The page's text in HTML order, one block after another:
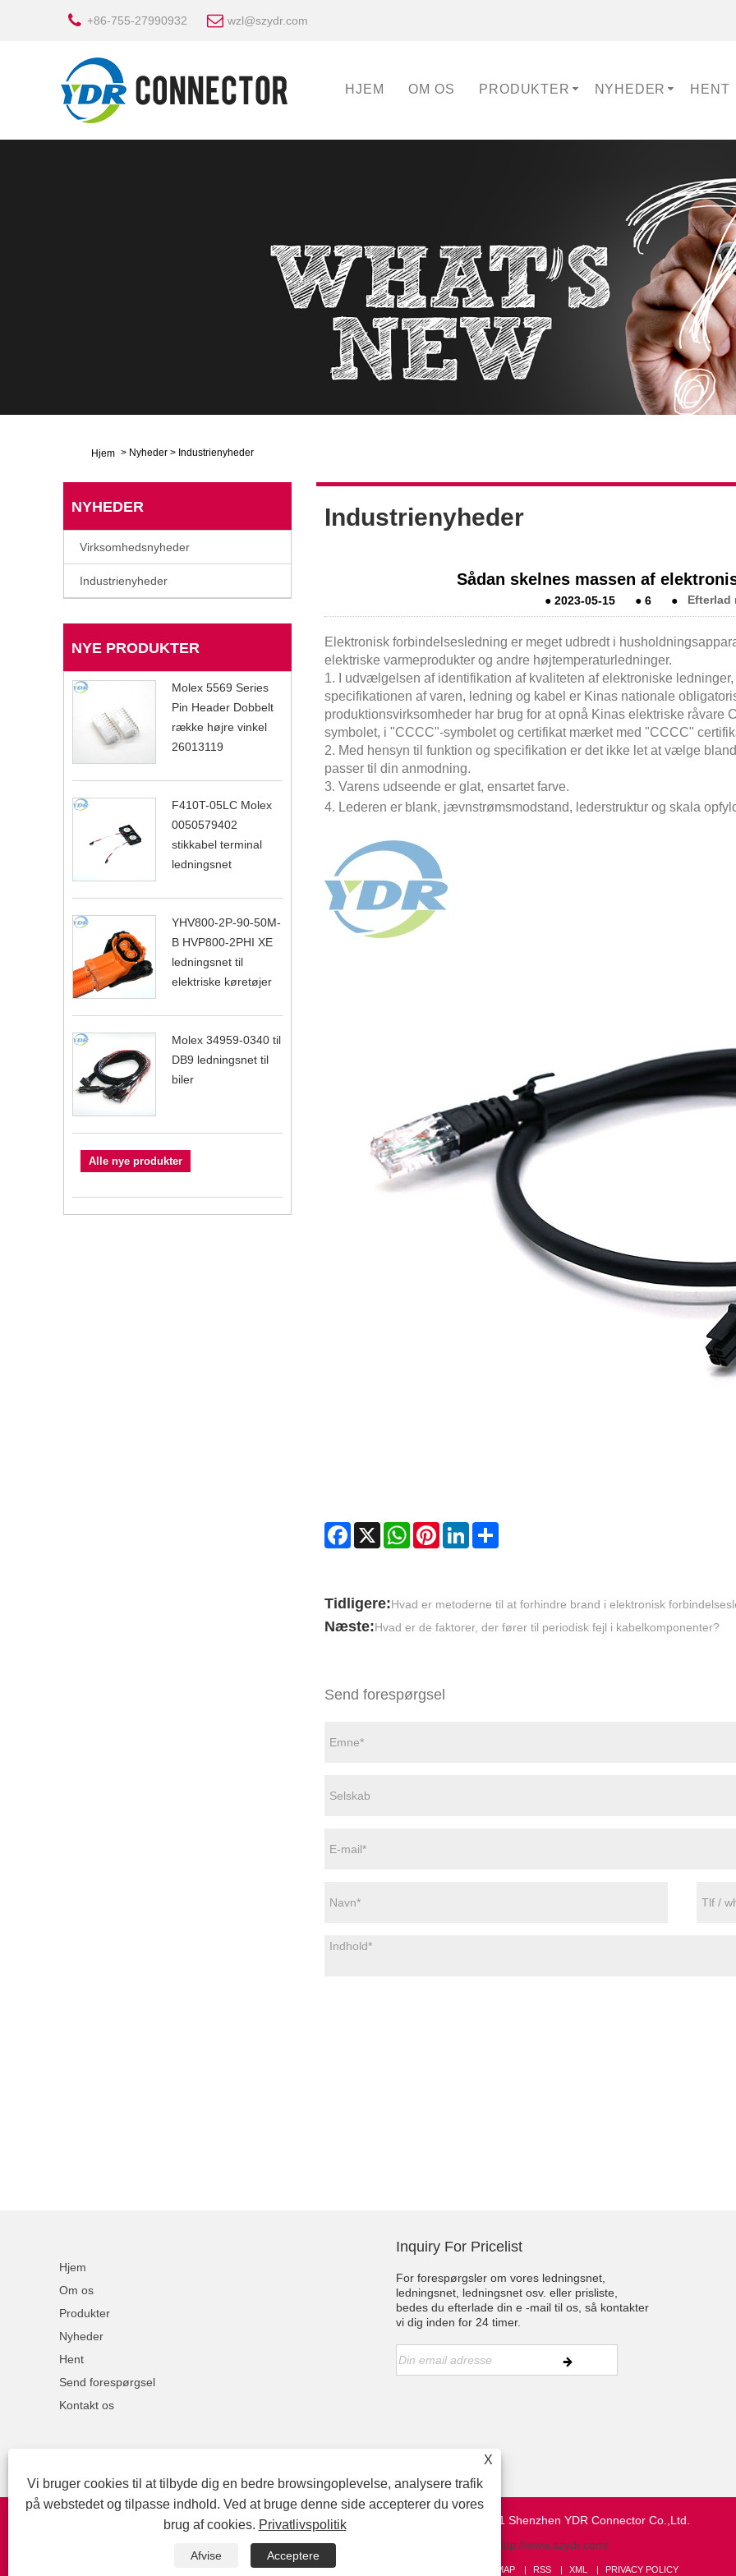
+86-755-27990932 wzl@szydr.com
HJEM OM OS PRODUKTER NYHEDER HENT
Hjem > Nyheder > Industrienyheder
NYHEDER
Virksomhedsnyheder
Industrienyheder
NYE PRODUKTER
Molex 5569 Series
Pin Header Dobbelt
række højre vinkel
26013119
F410T-05LC Molex
0050579402
stikkabel terminal
ledningsnet
YHV800-2P-90-50M-
B HVP800-2PHI XE
ledningsnet til
elektriske køretøjer
Molex 34959-0340 til
DB9 ledningsnet til
biler
Alle nye produkter
Industrienyheder
Sådan skelnes massen af
● 2023-05-15 ● 6 ● Efterlad
Elektronisk forbindelsesledning er meget udbredt i
elektriske varmeprodukter og andre højtemperaturledninger.
1. I udvælgelsen af ​​identifikation af kvaliteten af ​​elektroniske
specifikationen af ​​varen, ledning og kabel er Kinas nationale
produktionsvirksomheder har brug for at opnå Kinas elektriske råvare
symbolet, i "CCCC"-symbolet og certifikat mærket med "CCCC"
2. Med hensyn til funktion og specifikation er det ikke let at vælge
passer til din anmodning.
3. Varens udseende er glat, ensartet farve.
4. Lederen er blank, jævnstrømsmodstand, lederstruktur og skala
Facebook
X WhatsAppPinterestLinkedInShare
Tidligere:Hvad er metoderne til at forhindre brand i elektronisk
Næste:Hvad er de faktorer, der fører til periodisk fejl i kabelkomponenter?
Send forespørgsel
Hjem
Om os
Produkter
Nyheder
Hent
Send forespørgsel
Kontakt os
Inquiry For Pricelist
For forespørgsler om vores ledningsnet,
ledningsnet, ledningsnet osv. eller prisliste,
bedes du efterlade din e -mail til os, så kontakter
vi dig inden for 24 timer.
Copyright © 2021 Shenzhen YDR Connector Co.,Ltd.
http://www.szydr.com/
SITEMAP RSS XML PRIVACY POLICY
X
Vi bruger cookies til at tilbyde dig en bedre browsingoplevelse, analysere trafik
på webstedet og tilpasse indhold. Ved at bruge denne side accepterer du vores
brug af cookies. Privatlivspolitik
Afvise Acceptere